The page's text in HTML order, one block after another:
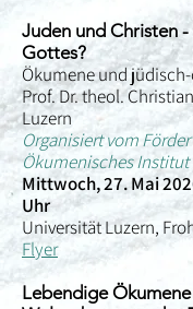
Juden und Christen -
Gottes?
Ökumene und
Prof. Dr. theol.
Luzern
Organisiert vom
Ökumenisches Institut
Mittwoch, 27. Mai
Uhr
Universität Luzern,
Flyer
Lebendige